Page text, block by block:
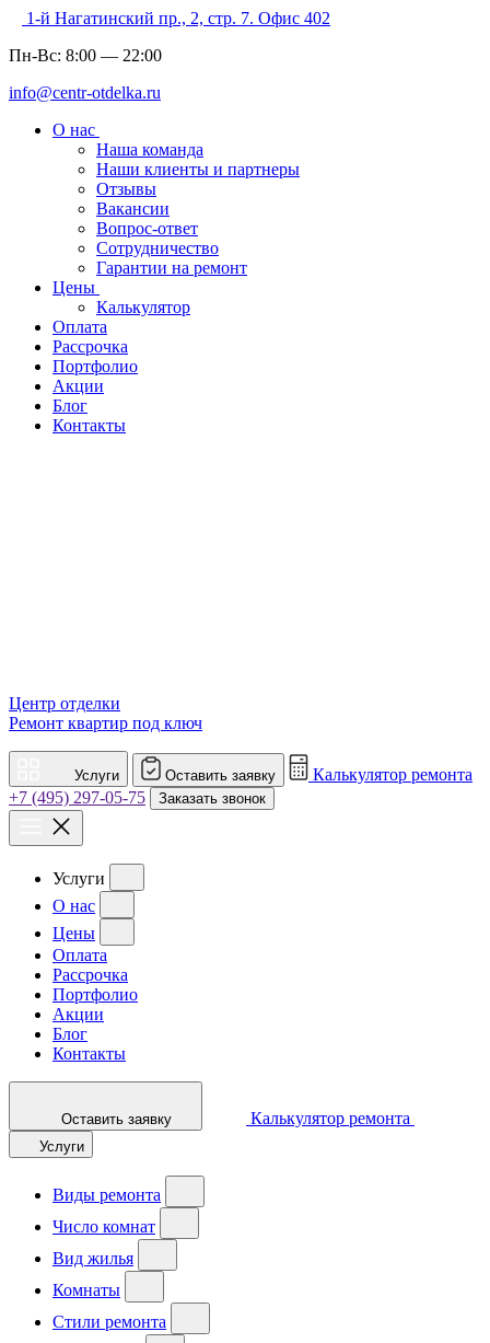
1-й Нагатинский пр., 2, стр. 7. Офис 402
Пн-Вс: 8:00 — 22:00
info@centr-otdelka.ru
О нас
Наша команда
Наши клиенты и партнеры
Отзывы
Вакансии
Вопрос-ответ
Сотрудничество
Гарантии на ремонт
Цены
Калькулятор
Оплата
Рассрочка
Портфолио
Акции
Блог
Контакты
Центр отделки
Ремонт квартир под ключ
Услуги Оставить заявку
Калькулятор ремонта
+7 (495) 297-05-75
Заказать звонок
Услуги
О нас
Цены
Оплата
Рассрочка
Портфолио
Акции
Блог
Контакты
Оставить заявку Калькулятор ремонта
Услуги
Виды ремонта
Число комнат
Вид жилья
Комнаты
Стили ремонта